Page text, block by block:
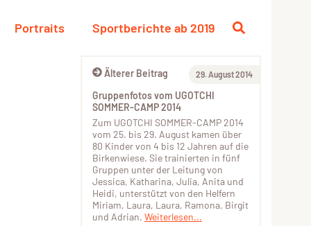
Portraits Sportberichte ab 2019
Älterer Beitrag 29. August 2014
Gruppenfotos vom UGOTCHI
SOMMER-CAMP 2014
Zum UGOTCHI SOMMER-CAMP 2014
vom 25. bis 29. August kamen über
80 Kinder von 4 bis 12 Jahren auf die
Birkenwiese. Sie trainierten in fünf
Gruppen unter der Leitung von
Jessica, Katharina, Julia, Anita und
Heidi, unterstützt von den Helfern
Miriam, Laura, Laura, Ramona, Birgit
und Adrian. Weiterlesen...